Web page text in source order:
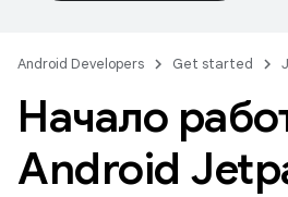
Android Developers Get started
Начало
Android